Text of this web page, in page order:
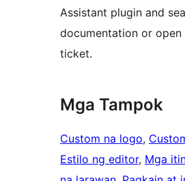
Assistant plugin and
documentation or
ticket.
Mga Tampok
Custom na logo,
Estilo ng editor, Mga